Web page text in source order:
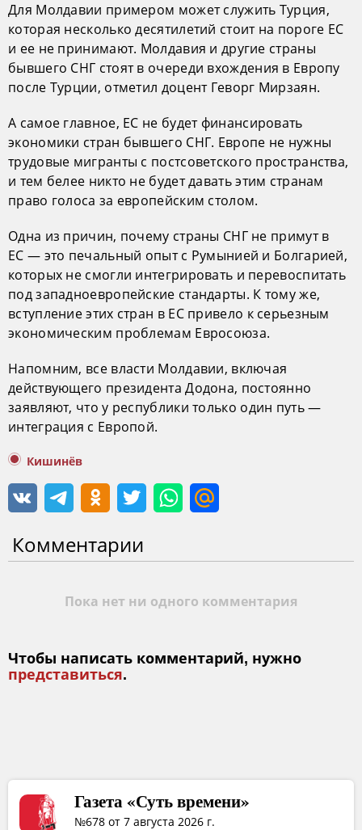
Для Молдавии примером может служить Турция,
которая несколько десятилетий стоит на пороге ЕС
и ее не принимают. Молдавия и другие страны
бывшего СНГ стоят в очереди вхождения в Европу
после Турции, отметил доцент Геворг Мирзаян.
А самое главное, ЕС не будет финансировать
экономики стран бывшего СНГ. Европе не нужны
трудовые мигранты с постсоветского пространства,
и тем белее никто не будет давать этим странам
право голоса за европейским столом.
Одна из причин, почему страны СНГ не примут в
ЕС — это печальный опыт с Румынией и Болгарией,
которых не смогли интегрировать и перевоспитать
под западноевропейские стандарты. К тому же,
вступление этих стран в ЕС привело к серьезным
экономическим проблемам Евросоюза.
Напомним, все власти Молдавии, включая
действующего президента Додона, постоянно
заявляют, что у республики только один путь —
интеграция с Европой.
Кишинёв
Комментарии
Пока нет ни одного комментария
Чтобы написать комментарий, нужно
представиться.
Газета «Суть времени»
№678 от 7 августа 2026 г.